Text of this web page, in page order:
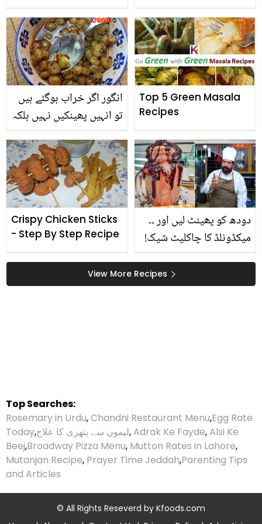
باآسانی قربانی کے گوشت
سے تیار کھانوں کو ہضم
کرے
انگور اگر خراب ہوگئے ہیں
تو انہیں پھینکیں نہیں بلکہ
سے پکائیں اور مزے سے
کھائیں
Top 5 Green Masala
Recipes
Crispy Chicken Sticks
- Step By Step Recipe
دودھ کو پھینٹ لیں اور ۔۔
میکڈونلڈ کا چاکلیٹ شیک!
ملنے والا کمرشل چاکلیٹ
شیک کیسے بناتے ہیں؟
View More Recipes
Top Searches:
Rosemary in Urdu,Chandni Restaurant Menu,Egg Rate
Today,لیموں سے پتھری کا علاج,Adrak Ke Fayde,Alsi Ke
Beej,Broadway Pizza Menu, Mutton Rates in Lahore,
Mutanjan Recipe, Prayer Time Jeddah,Parenting Tips
and Articles
© All Rights Reseverd by Kfoods.com